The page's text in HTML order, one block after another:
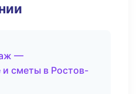
—
сметы в Ростов-